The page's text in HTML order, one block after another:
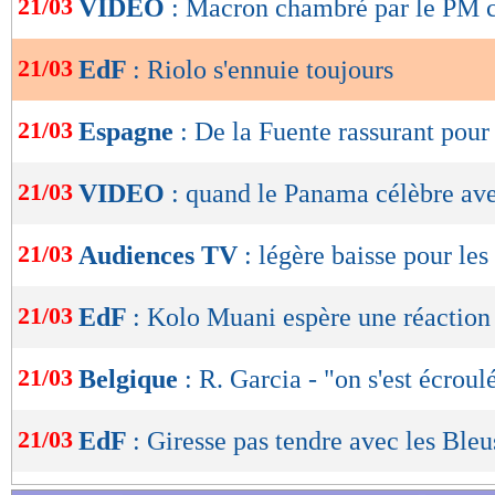
de
OK
21/03 VIDEO : Macron chambré par le PM
21/03 EdF : Riolo s'ennuie toujours
21/03 Espagne : De la Fuente rassurant
21/03 VIDEO : quand le Panama célèbre
21/03 Audiences TV : légère baisse pour
21/03 EdF : Kolo Muani espère une réaction
21/03 Belgique : R. Garcia - "on s'est
21/03 EdF : Giresse pas tendre avec les